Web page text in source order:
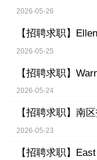
2026-05-26
【招聘求职】
2026-05-25
【招聘求职】
2026-05-24
【招聘求职】 南
2026-05-23
【招聘求职】